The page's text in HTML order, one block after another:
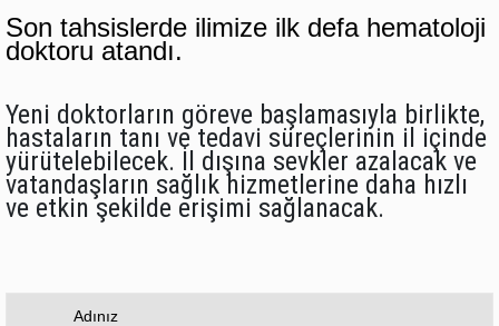
Son tahsislerde ilimize ilk defa hematoloji
doktoru atandı.
Yeni doktorların göreve başlamasıyla birlikte,
hastaların tanı ve tedavi süreçlerinin il içinde
yürütelebilecek. İl dışına sevkler azalacak ve
vatandaşların sağlık hizmetlerine daha hızlı
ve etkin şekilde erişimi sağlanacak.
Adınız